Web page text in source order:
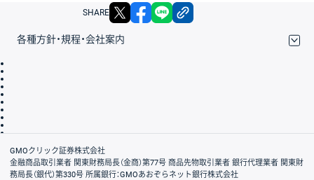
SHARE X facebook
各種方針・規程・会社案内
会社案内
GMOクリック証券株式会社
金融商品取引業者 関東財務局長（金商）第77号 商品先物取引業者 銀行代理業者 関東財
務局長（銀代）第330号 所属銀行：GMOあおぞらネット銀行株式会社